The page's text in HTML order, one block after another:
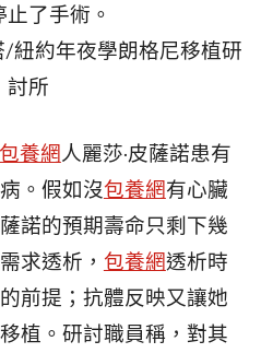
止了手術。
/紐約年夜學朗格尼移植研
討所
包養網人麗莎·皮薩諾患有
。假如沒包養網有心臟
諾的預期壽命只剩下幾
求透析， 包養網透析時
前提；抗體反映又讓她
植。研討職員稱，對其